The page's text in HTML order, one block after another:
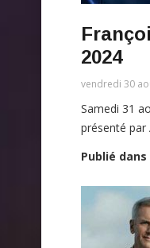
2024
vendredi 30
Samedi 31
présenté par
Publié dans